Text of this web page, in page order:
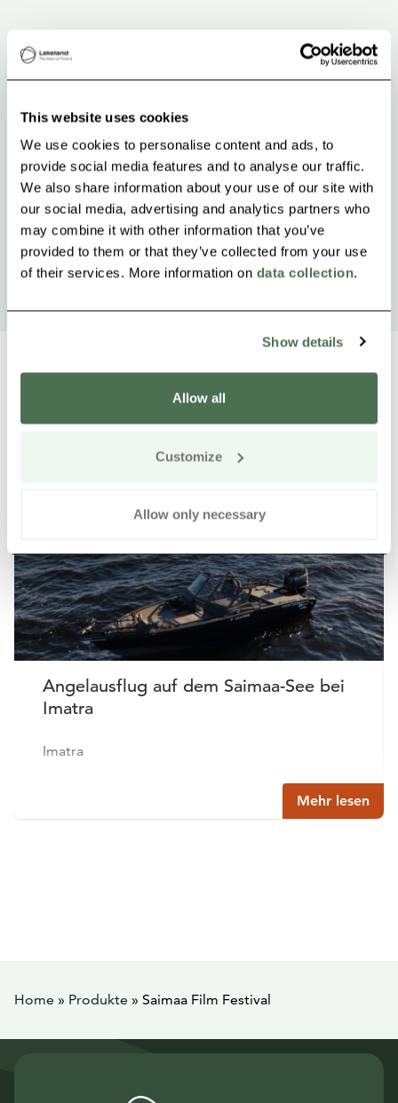
This website uses cookies
We use cookies to personalise content and ads, to
provide social media features and to analyse our traffic.
We also share information about your use of our site with
our social media, advertising and analytics partners who
may combine it with other information that you’ve
provided to them or that they’ve collected from your use
of their services. More information on data collection.
Show details
Allow all
Customize
Allow only necessary
Weitere Produkte in der Nähe
Angelausflug auf dem Saimaa-See bei
Imatra
Imatra
Mehr lesen
Siirry
Home » Produkte » Saimaa Film Festival